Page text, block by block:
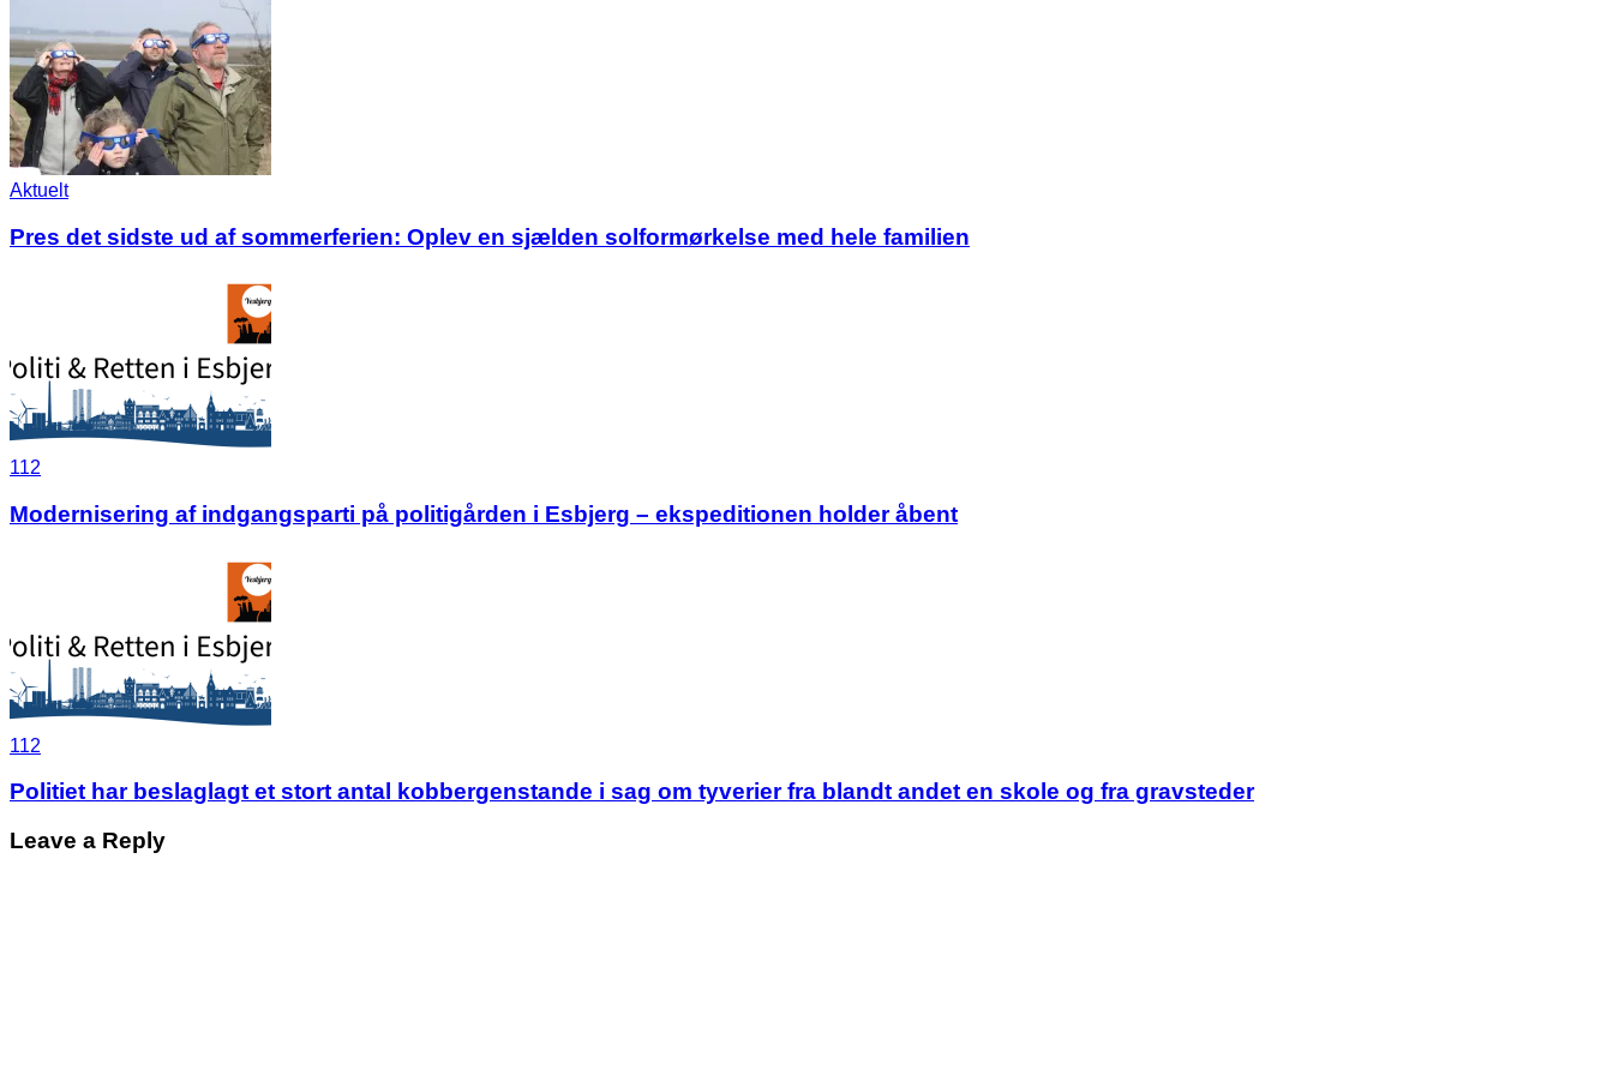
Aktuelt
Pres det sidste ud af sommerferien: Oplev en sjælden solformørkelse med hele familien
112
Modernisering af indgangsparti på politigården i Esbjerg – ekspeditionen holder åbent
112
Politiet har beslaglagt et stort antal kobbergenstande i sag om tyverier fra blandt andet en skole og fra gravsteder
Leave a Reply